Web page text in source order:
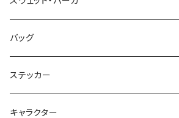
バッグ
ステッカー
キャラクター